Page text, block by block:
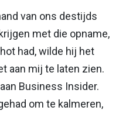
van ons destijds
met die opname,
had, wilde hij het
aan mij te laten zien.
Business Insider.
om te kalmeren,